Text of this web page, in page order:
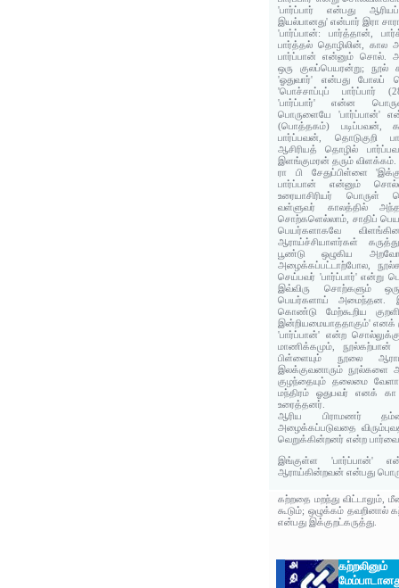
'பார்ப்பார் என்பது
இயல்பானது' என்பார் இரா
'பார்ப்பான்: பார்த்தான்,
பார்த்தல் தொழிலின், கால
பார்ப்பான் என்னும் சொல்.
ஒரு குலப்பெயரன்று; நூல்
'ஓதுவார்' என்பது போலப்
'பொச்சாப்புப் பார்ப்பார்
'பார்ப்பார்' என்ன
பொருளையே 'பார்ப்பான்'
(பொத்தகம்) படிப்பவன்,
பார்ப்பவன், தொடுகுறி
ஆசிரியத் தொழில்
இளங்குமரன் தரும் விளக்கம்.
ரா பி சேதுப்பிள்ளை
பார்ப்பான் என்னும்
உரையாசிரியர்
வள்ளுவர் காலத்தில்
சொற்களெல்லாம், சாதிப்
பெயர்களாகவே
ஆராய்ச்சியாளர்கள்
பூண்டு ஒழுகிய
அழைக்கப்பட்டாற்போல,
செய்பவர் 'பார்ப்பார்' என்று
இவ்விரு சொற்களும்
பெயர்களாய் அமைந்தன.
கொண்டு மேற்கூறிய
இன்றியமையாததாகும்' எனக்
'பார்ப்பான்' என்ற
மாணிக்கமும், நூல்கற்பான்
பிள்ளையும் நூலை
இலக்குவனாரும் நூல்களை
குழந்தையும் தலைமை
மந்திரம் ஓதுபவர் எனக் கா
உரைத்தனர்.
ஆரிய பிராமணர்
அழைக்கப்படுவதை
வெறுக்கின்றனர் என்ற
இங்குள்ள 'பார்ப்பான்'
ஆராய்கின்றவன் என்பது
கற்றதை மறந்து
கூடும்; ஒழுக்கம் தவறினால்
என்பது இக்குறட்கருத்து.